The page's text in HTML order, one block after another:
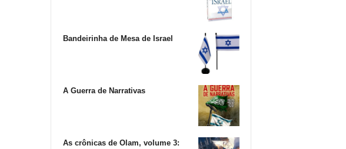
Bandeirinha de Mesa de Israel
A Guerra de Narrativas
As crônicas de Olam, volume 3: